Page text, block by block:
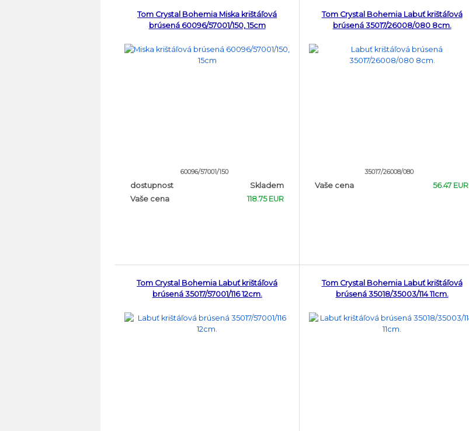
Tom Crystal Bohemia Miska krištáľová
brúsená 60096/57001/150, 15cm
60096/57001/150
dostupnost
Skladem
Vaše cena
118.75 EUR
Tom Crystal Bohemia Labuť krištáľová
brúsená 35017/26008/080 8cm.
35017/26008/080
Vaše cena 56.47 EUR
Tom Crystal Bohemia Labuť krištáľová
brúsená 35017/57001/116 12cm.
Tom Crystal Bohemia Labuť krištáľová
brúsená 35018/35003/114 11cm.